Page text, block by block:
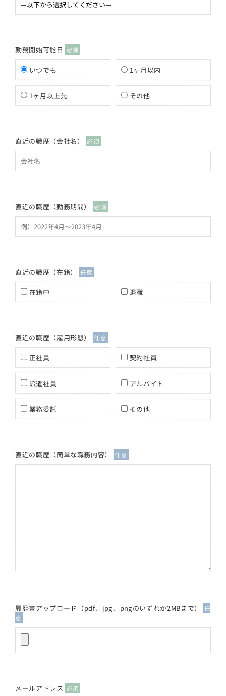
勤務開始可能日 必須
いつでも 1ヶ月以内
1ヶ月以上先 その他
直近の職歴（会社名） 必須
直近の職歴（勤務期間） 必須
直近の職歴（在籍） 任意
在籍中 退職
直近の職歴（雇用形態） 任意
正社員 契約社員
派遣社員 アルバイト
業務委託 その他
直近の職歴（簡単な職務内容） 任意
履歴書アップロード（pdf、jpg、pngのいずれか2MBまで）
任
意
メールアドレス 必須